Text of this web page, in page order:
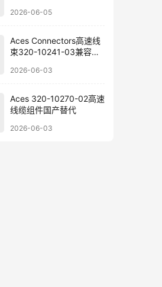
2026-06-05
Aces Connectors高速线
束320-10241-03兼容替
2026-06-03
Aces 320-10270-02高速
线缆组件国产替代
2026-06-03